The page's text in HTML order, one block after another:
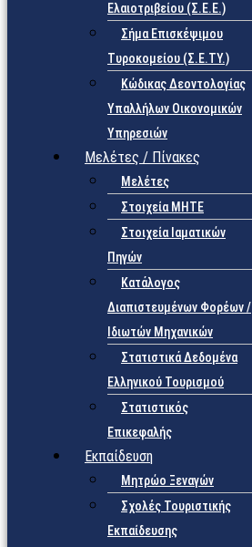
Ελαιοτριβείου (Σ.Ε.Ε.)
Σήμα Επισκέψιμου
Τυροκομείου (Σ.Ε.TY.)
Κώδικας Δεοντολογίας
Υπαλλήλων Οικονομικών
Υπηρεσιών
Μελέτες / Πίνακες
Μελέτες
Στοιχεία ΜΗΤΕ
Στοιχεία Ιαματικών
Πηγών
Κατάλογος
Διαπιστευμένων Φορέων /
Ιδιωτών Μηχανικών
Στατιστικά Δεδομένα
Ελληνικού Τουρισμού
Στατιστικός
Επικεφαλής
Εκπαίδευση
Μητρώο Ξεναγών
Σχολές Τουριστικής
Εκπαίδευσης